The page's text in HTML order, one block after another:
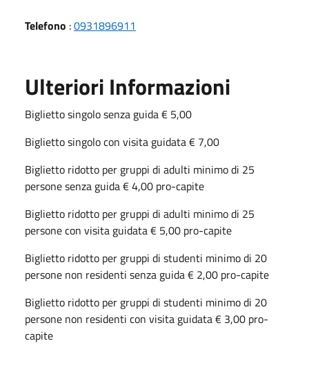
Telefono :0931896911
Ulteriori Informazioni
Biglietto singolo senza guida € 5,00
Biglietto singolo con visita guidata € 7,00
Biglietto ridotto per gruppi di adulti minimo di 25
persone senza guida € 4,00 pro-capite
Biglietto ridotto per gruppi di adulti minimo di 25
persone con visita guidata € 5,00 pro-capite
Biglietto ridotto per gruppi di studenti minimo di 20
persone non residenti senza guida € 2,00 pro-capite
Biglietto ridotto per gruppi di studenti minimo di 20
persone non residenti con visita guidata € 3,00 pro-
capite